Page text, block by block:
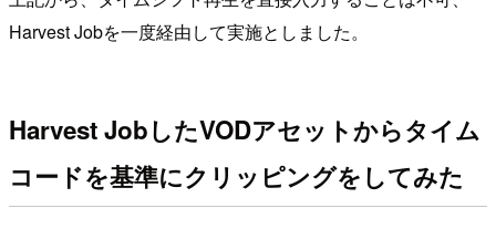
Harvest Jobを一度経由して実施としました。
Harvest JobしたVODアセットからタイム
コードを基準にクリッピングをしてみた